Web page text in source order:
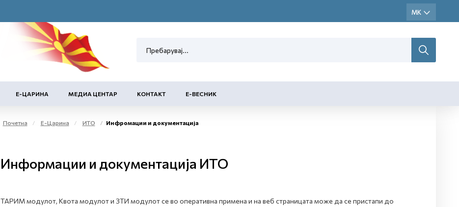
Е-ЦАРИНА МЕДИА ЦЕНТАР КОНТАКТ Е-ВЕСНИК
Почетна Е-Царина ИТО Инфромации и документација
Информации и документација ИТО
ТАРИМ модулот, Квота модулот и ЗТИ модулот се во оперативна примена и на веб страницата може да се пристапи до